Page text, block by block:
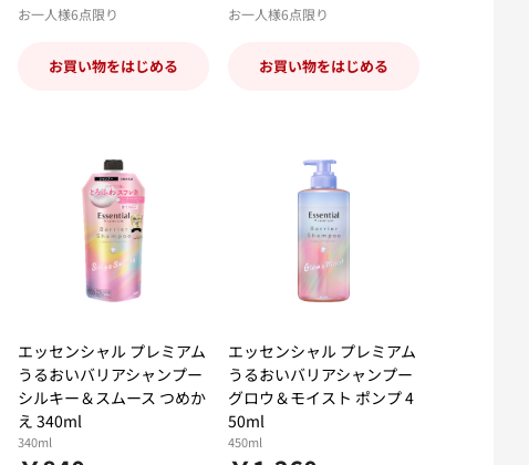
お一人様6点限り
お買い物をはじめる
お一人様6点限り
お買い物をはじめる
エッセンシャル プレミアム
うるおいバリアシャンプー
シルキー＆スムース つめか
え 340ml
340ml
エッセンシャル プレミアム
うるおいバリアシャンプー
グロウ＆モイスト ポンプ 4
50ml
450ml